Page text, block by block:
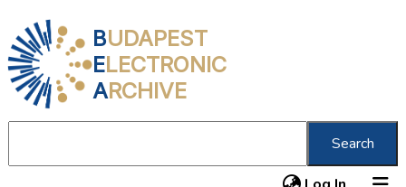
BUDAPEST
ELECTRONIC
ARCHIVE
Search